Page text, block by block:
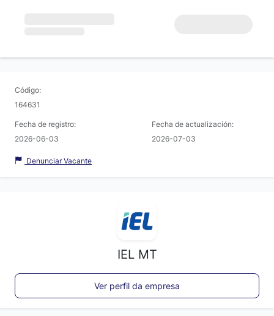
Código:
164631
Fecha de registro:
2026-06-03
Fecha de actualización:
2026-07-03
Denunciar Vacante
IEL MT
Ver perfil da empresa